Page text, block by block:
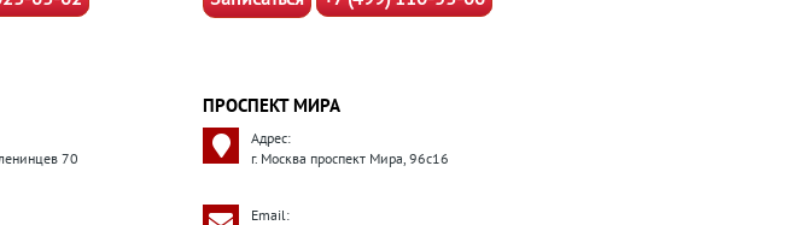
70
ПРОСПЕКТ МИРА
Адрес:
г. Москва проспект Мира, 96с16
Email: